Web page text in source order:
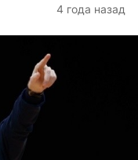
4 года назад